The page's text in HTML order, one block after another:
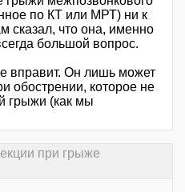
по КТ или МРТ) ни к
сказал, что она, именно
большой вопрос.
вправит. Он лишь может
обострении, которое не
грыжи (как мы
при грыже